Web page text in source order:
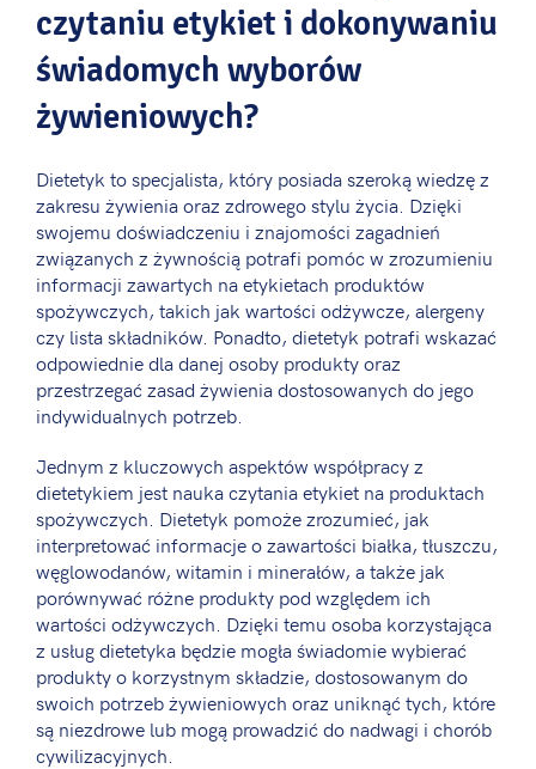
czytaniu etykiet i dokonywaniu
świadomych wyborów
żywieniowych?
Dietetyk to specjalista, który posiada szeroką wiedzę z
zakresu żywienia oraz zdrowego stylu życia. Dzięki
swojemu doświadczeniu i znajomości zagadnień
związanych z żywnością potrafi pomóc w zrozumieniu
informacji zawartych na etykietach produktów
spożywczych, takich jak wartości odżywcze, alergeny
czy lista składników. Ponadto, dietetyk potrafi wskazać
odpowiednie dla danej osoby produkty oraz
przestrzegać zasad żywienia dostosowanych do jego
indywidualnych potrzeb.
Jednym z kluczowych aspektów współpracy z
dietetykiem jest nauka czytania etykiet na produktach
spożywczych. Dietetyk pomoże zrozumieć, jak
interpretować informacje o zawartości białka, tłuszczu,
węglowodanów, witamin i minerałów, a także jak
porównywać różne produkty pod względem ich
wartości odżywczych. Dzięki temu osoba korzystająca
z usług dietetyka będzie mogła świadomie wybierać
produkty o korzystnym składzie, dostosowanym do
swoich potrzeb żywieniowych oraz uniknąć tych, które
są niezdrowe lub mogą prowadzić do nadwagi i chorób
cywilizacyjnych.